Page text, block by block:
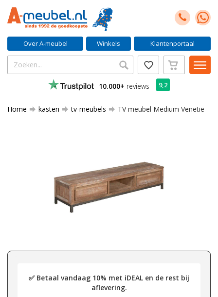
Over A-meubel Winkels Klantenportaal
10.000+ reviews 9,2
Home kasten tv-meubels TV meubel Medium Venetië
✅ Betaal vandaag 10% met iDEAL en de rest bij
aflevering.